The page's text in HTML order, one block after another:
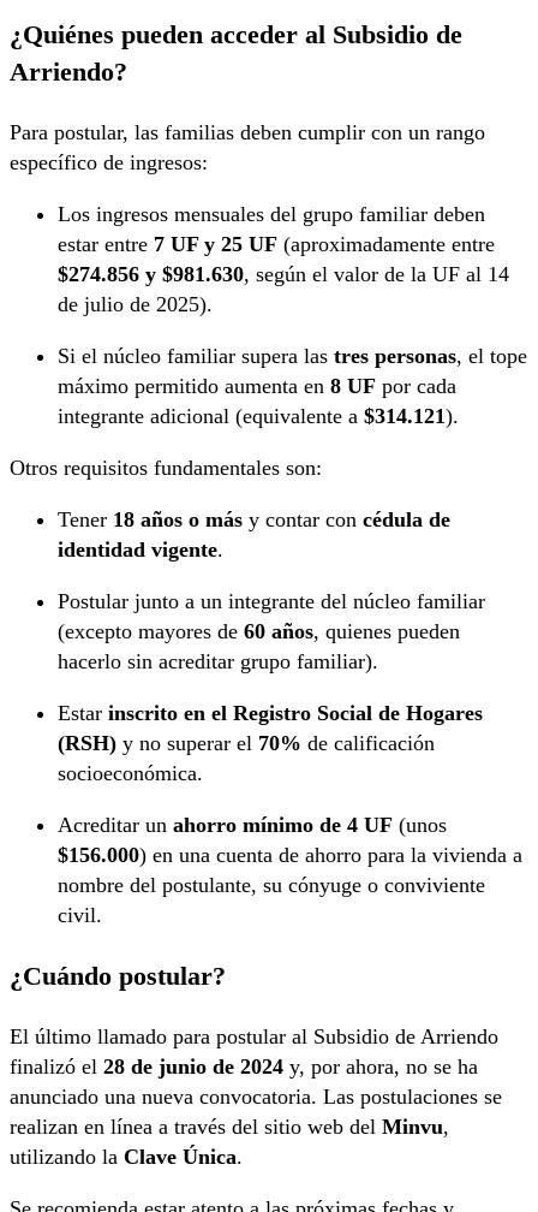
¿Quiénes pueden acceder al Subsidio de
Arriendo?
Para postular, las familias deben cumplir con un rango
específico de ingresos:
Los ingresos mensuales del grupo familiar deben
estar entre 7 UF y 25 UF (aproximadamente entre
$274.856 y $981.630, según el valor de la UF al 14
de julio de 2025).
Si el núcleo familiar supera las tres personas, el tope
máximo permitido aumenta en 8 UF por cada
integrante adicional (equivalente a $314.121).
Otros requisitos fundamentales son:
Tener 18 años o más y contar con cédula de
identidad vigente.
Postular junto a un integrante del núcleo familiar
(excepto mayores de 60 años, quienes pueden
hacerlo sin acreditar grupo familiar).
Estar inscrito en el Registro Social de Hogares
(RSH) y no superar el 70% de calificación
socioeconómica.
Acreditar un ahorro mínimo de 4 UF (unos
$156.000) en una cuenta de ahorro para la vivienda a
nombre del postulante, su cónyuge o conviviente
civil.
¿Cuándo postular?
El último llamado para postular al Subsidio de Arriendo
finalizó el 28 de junio de 2024 y, por ahora, no se ha
anunciado una nueva convocatoria. Las postulaciones se
realizan en línea a través del sitio web del Minvu,
utilizando la Clave Única.